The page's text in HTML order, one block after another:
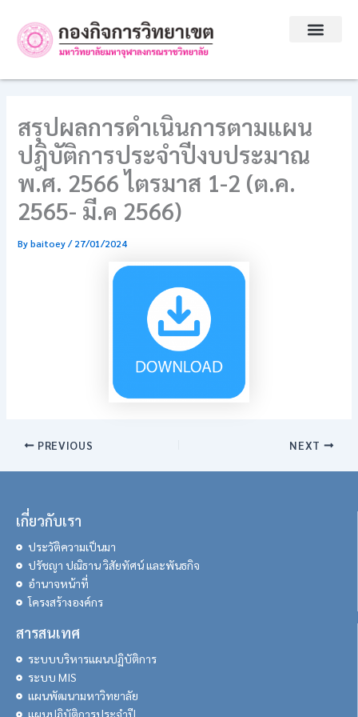
content
สรุปผลการดำเนินการตามแผน
ปฎิบัติการประจำปีงบประมาณ
พ.ศ. 2566 ไตรมาส 1-2 (ต.ค.
2565- มี.ค 2566)
Bybaitoey/27/01/2024
PREVIOUS NEXT
เกี่ยวกับเรา
ประวัติความเป็นมา
ปรัชญา ปณิธาน วิสัยทัศน์ และพันธกิจ
อำนาจหน้าที่
โครงสร้างองค์กร
สารสนเทศ
ระบบบริหารแผนปฏิบัติการ
ระบบ MIS
แผนพัฒนามหาวิทยาลัย
แผนปฏิบัติการประจำปี